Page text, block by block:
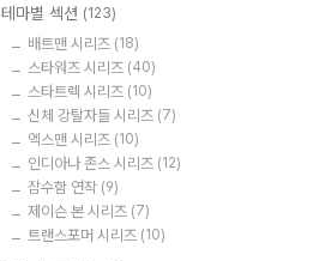
테마별 섹션 (123)
배트맨 시리즈 (18)
스타워즈 시리즈 (40)
스타트렉 시리즈 (10)
신체 강탈자들 시리즈 (7)
엑스맨 시리즈 (10)
인디아나 존스 시리즈 (12)
잠수함 연작 (9)
제이슨 본 시리즈 (7)
트랜스포머 시리즈 (10)